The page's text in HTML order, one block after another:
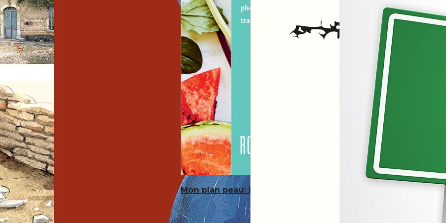
Mon plan peau: Le soin dermatologique par l’alimentation